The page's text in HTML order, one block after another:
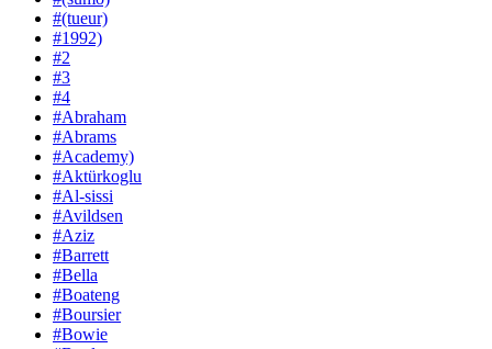
#(tueur)
#1992)
#2
#3
#4
#Abraham
#Abrams
#Academy)
#Aktürkoglu
#Al-sissi
#Avildsen
#Aziz
#Barrett
#Bella
#Boateng
#Boursier
#Bowie